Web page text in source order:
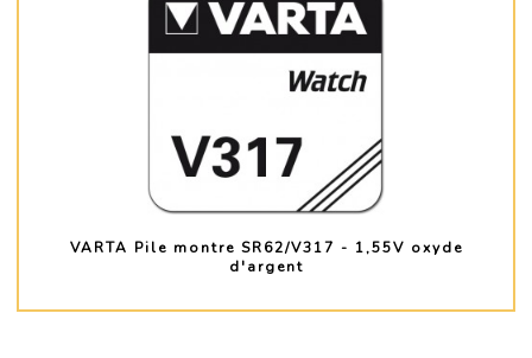
VARTA Pile montre SR62/V317 - 1,55V oxyde
d'argent